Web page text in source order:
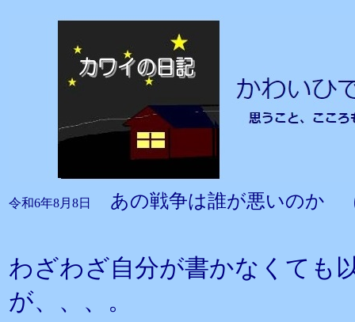
令和6年8月8日 あの戦争は誰が悪いのか
わざわざ自分が書かなくても
が、、、。